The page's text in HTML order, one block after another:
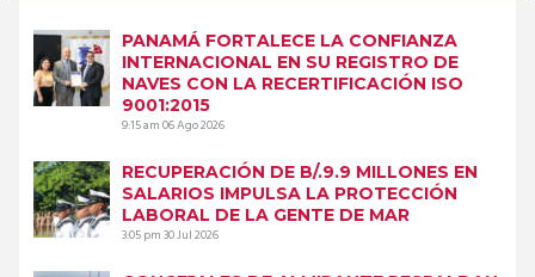
PANAMÁ FORTALECE LA CONFIANZA
INTERNACIONAL EN SU REGISTRO DE
NAVES CON LA RECERTIFICACIÓN ISO
9001:2015
9:15 am06 Ago 2026
RECUPERACIÓN DE B/.9.9 MILLONES EN
SALARIOS IMPULSA LA PROTECCIÓN
LABORAL DE LA GENTE DE MAR
3:05 pm30 Jul 2026